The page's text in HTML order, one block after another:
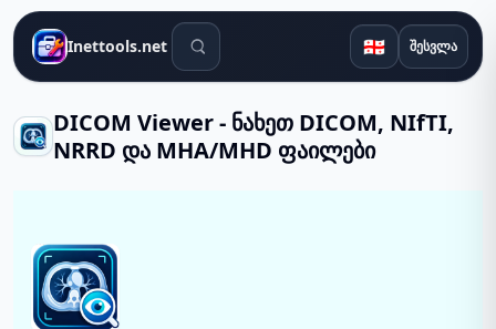
Inettools.net საძიებო ინსტრუმენტები🇬🇪 შესვლა
DICOM Viewer - ნახეთ DICOM, NIfTI,
NRRD და MHA/MHD ფაილები